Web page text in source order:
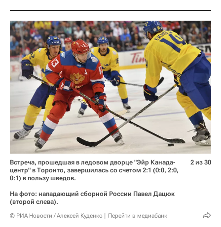
Встреча, прошедшая в ледовом дворце "Эйр Канада-
центр" в Торонто, завершилась со счетом 2:1 (0:0, 2:0,
0:1) в пользу шведов.
На фото: нападающий сборной России Павел Дацюк
(второй слева).
© РИА Новости / Алексей Куденко Перейти в медиабанк
2 из 30